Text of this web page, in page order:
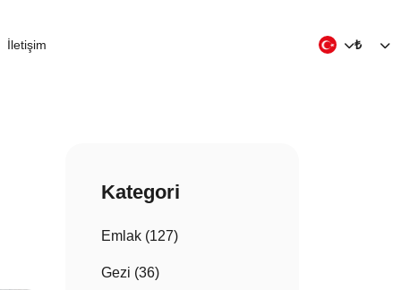
İletişim ₺
Kategori
Emlak (127)
Gezi (36)